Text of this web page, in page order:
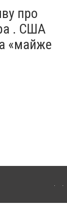
про
. США
«майже